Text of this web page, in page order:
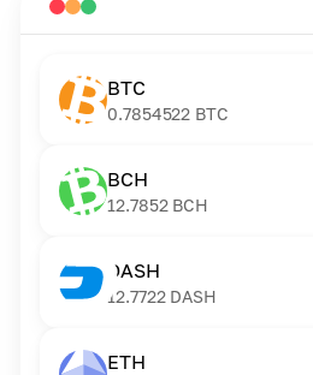
BTC
0.7854522 BTC
BCH
12.7852 BCH
DASH
12.7722 DASH
ETH